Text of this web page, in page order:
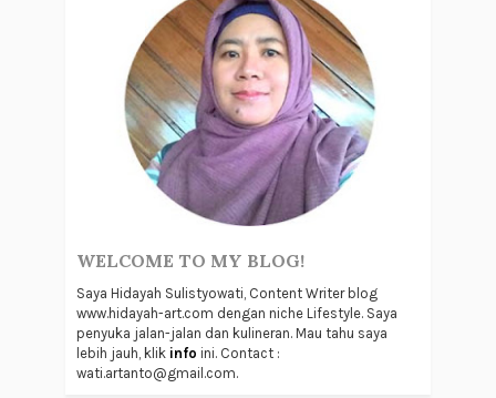
WELCOME TO MY BLOG!
Saya Hidayah Sulistyowati, Content Writer blog
www.hidayah-art.com dengan niche Lifestyle. Saya
penyuka jalan-jalan dan kulineran. Mau tahu saya
lebih jauh, klik info ini. Contact :
wati.artanto@gmail.com.